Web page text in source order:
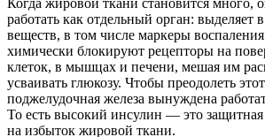
Когда жировой ткани становится много,
работать как отдельный орган: выделяет
веществ, в том числе маркеры
химически блокируют рецепторы на
клеток, в мышцах и печени, мешая им
усваивать глюкозу. Чтобы преодолеть
поджелудочная железа вынуждена
То есть высокий инсулин — это защитная
на избыток жировой ткани.